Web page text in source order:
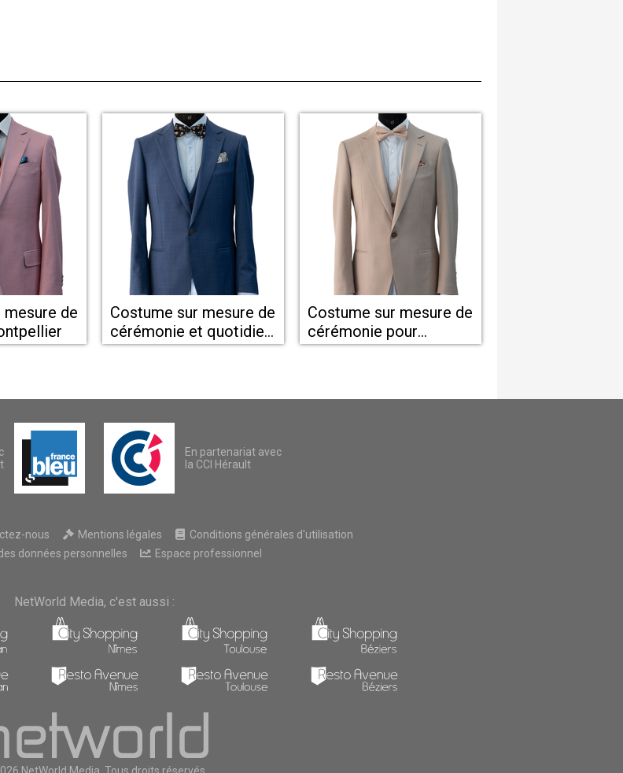
de
Costume sur mesure de
cérémonie et quotidien
pour homme -
Costume sur mesure de
cérémonie pour
homme - Montpellier
En partenariat avec
la CCI Hérault
nous Mentions légales
Conditions générales d'utilisation
données personnelles
Espace professionnel
NetWorld Media, c'est aussi :